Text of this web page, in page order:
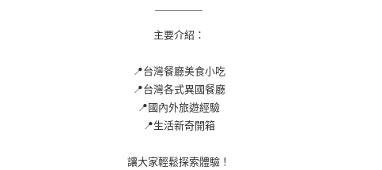
主要介紹：
📍台灣餐廳美食小吃
📍台灣各式異國餐廳
📍國內外旅遊經驗
📍生活新奇開箱
讓大家輕鬆探索體驗！